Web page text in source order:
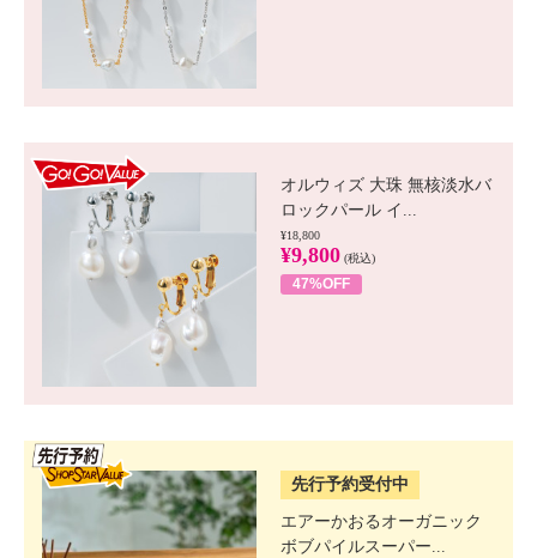
オルウィズ 大珠 無核淡水バ
ロックパール イ...
¥18,800
¥9,800 (税込)
47%OFF
先行予約受付中
エアーかおるオーガニック
ボブパイルスーパー...